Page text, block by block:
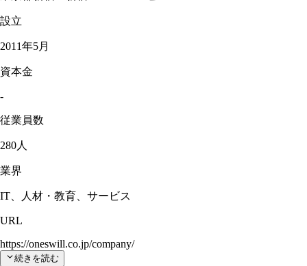
設立
2011年5月
資本金
-
従業員数
280人
業界
IT、人材・教育、サービス
URL
https://oneswill.co.jp/company/
続きを読む